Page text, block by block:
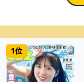
1位